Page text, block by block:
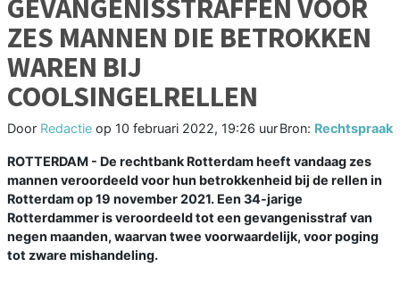
GEVANGENISSTRAFFEN VOOR
ZES MANNEN DIE BETROKKEN
WAREN BIJ
COOLSINGELRELLEN
Door Redactie op 10 februari 2022, 19:26 uurBron: Rechtspraak
ROTTERDAM - De rechtbank Rotterdam heeft vandaag zes
mannen veroordeeld voor hun betrokkenheid bij de rellen in
Rotterdam op 19 november 2021. Een 34-jarige
Rotterdammer is veroordeeld tot een gevangenisstraf van
negen maanden, waarvan twee voorwaardelijk, voor poging
tot zware mishandeling.